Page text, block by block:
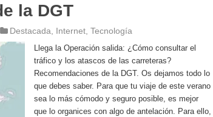
la DGT
Destacada Internet, Tecnología
Llega la Operación salida: ¿Cómo consultar el
tráfico y los atascos de las carreteras?
Recomendaciones de la DGT. Os dejamos todo lo
que debes saber. Para que tu viaje de este verano
sea lo más cómodo y seguro posible, es mejor
que lo organices con algo de antelación. Para ello,